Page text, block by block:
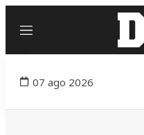
Menú
07 ago 2026